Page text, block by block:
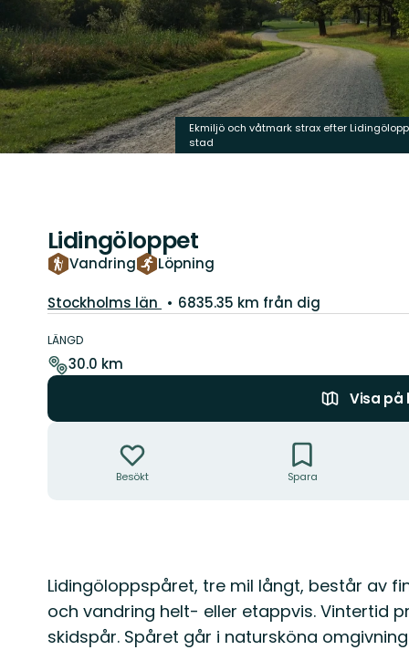
bild
Ekmiljö och våtmark strax efter
stad
Lidingöloppet
Vandring Löpning
Län:
Stockholms län 6835.35 km från dig
om
leden
LÄNGD
30.0 km
Visa på
Besökt Spara
Beskrivning
Lidingöloppspåret, tre mil långt, består av
och vandring helt- eller etappvis. Vintertid
skidspår. Spåret går i natursköna